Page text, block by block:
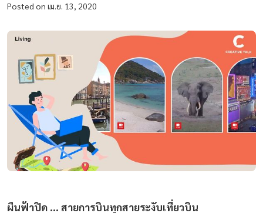
Posted on เม.ย. 13, 2020
ผืนฟ้าปิด … สายการบินทุกสายระงับเที่ยวบิน